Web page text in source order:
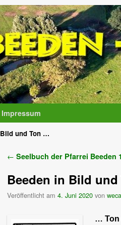
Impressum
und Ton …
Artikelnavigation
← Seelbuch der Pfarrei Beeden
Beeden in Bild
Veröffentlicht am 4. Juni 2020 von
… Ton